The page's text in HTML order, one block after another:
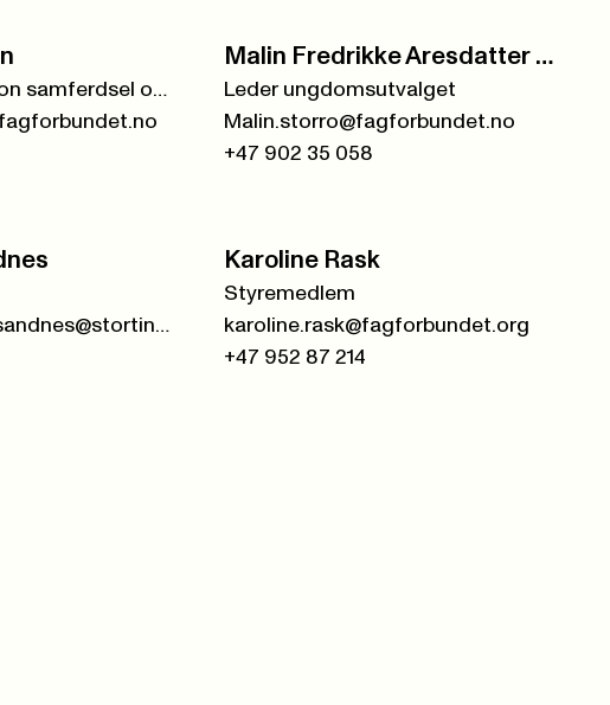
Leder Yrkesseksjon samferdsel og teknisk
Malin Fredrikke Aresdatter Storrø
Leder ungdomsutvalget
Malin.storro@fagforbundet.no
+47 902 35 058
kari.baadstrand.sandnes@stortinget.no
Karoline Rask
Styremedlem
karoline.rask@fagforbundet.org
+47 952 87 214